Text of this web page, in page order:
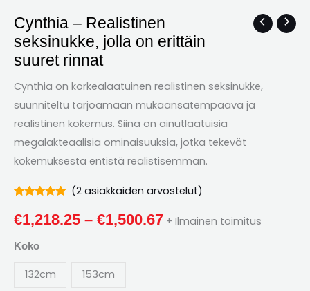
Cynthia – Realistinen
seksinukke, jolla on erittäin
suuret rinnat
Cynthia on korkealaatuinen realistinen seksinukke,
suunniteltu tarjoamaan mukaansatempaava ja
realistinen kokemus. Siinä on ainutlaatuisia
megalakteaalisia ominaisuuksia, jotka tekevät
kokemuksesta entistä realistisemman.
5.00
ulos
5
asiakasarvostelut
(2asiakkaiden arvostelut)
€1,218.25 – €1,500.67
Hintaluokka:
kautta
€1,500.67
+ Ilmainen toimitus
Koko
132cm 153cm
Cynthia
–
Realistinen
jolla
suuret
määrä